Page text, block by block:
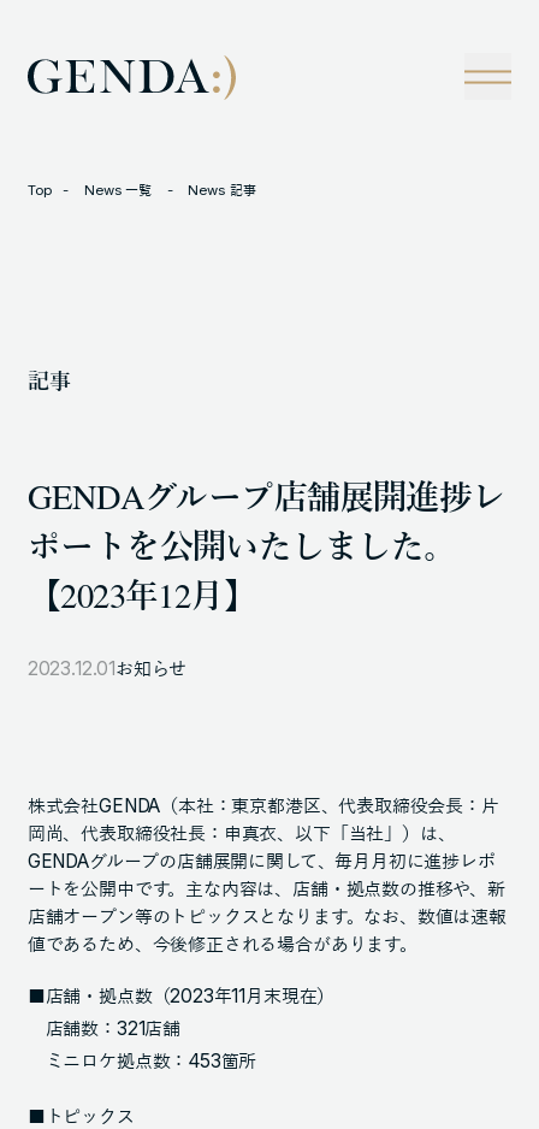
経営理念
インタビュー
トラックレコード
LOCATION
105-7306
東京都港区東新橋1-9-1 東京汐留ビルディング6階
人材に対する考え方
プライバシーポリシー
反社会勢力に対する基本方針
Top News 一覧 News 記事
記事
GENDAグループ店舗展開進捗レ
ポートを公開いたしました。
【2023年12月】
2023.12.01お知らせ
株式会社GENDA（本社：東京都港区、代表取締役会長：片
岡尚、代表取締役社長：申真衣、以下「当社」）は、
GENDAグループの店舗展開に関して、毎月月初に進捗レポ
ートを公開中です。主な内容は、店舗・拠点数の推移や、新
店舗オープン等のトピックスとなります。なお、数値は速報
値であるため、今後修正される場合があります。
■店舗・拠点数（2023年11月末現在）
店舗数：321店舗
ミニロケ拠点数：453箇所
■トピックス